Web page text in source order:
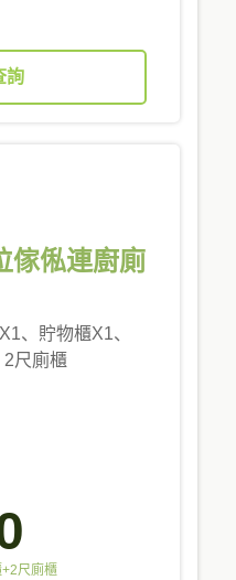
詢
傢俬連廚廁
、貯物櫃X1、
尺廁櫃
尺廁櫃